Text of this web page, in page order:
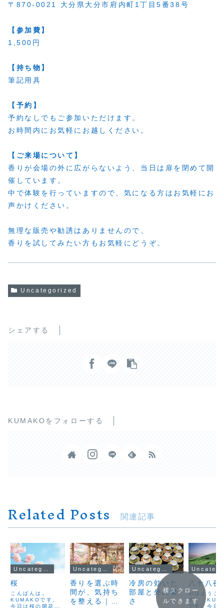
〒870-0021 大分県大分市府内町1丁目5番38号
【参加費】
1,500円
【持ち物】
筆記用具
【予約】
予約なしでもご参加いただけます。
お時間内にお気軽にお越しください。
【ご来場について】
香りが会場の外に広がらないよう、当日は扉を閉めて開
催しています。
中で体験を行っていますので、気になる方はお気軽にお
声かけください。
無理な販売や勧誘はありませんので、
香りを試してみたい方もお気軽にどうぞ。
Uncategorized
シェアする
KUMAKOをフォローする
Related Posts 関連記事
桜
こんばんは。
KUMAKOです。
今日は桜の開花宣
香りを選ぶ時
間が、気持ち
を整える｜ル
冷房の効いた
部屋と外の暑
さ
八十八夜
おはようご
す。
です。今日
横スクロー
ルできます